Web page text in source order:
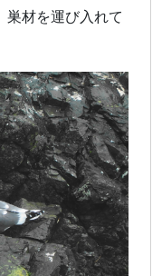
巣材を運び入れて